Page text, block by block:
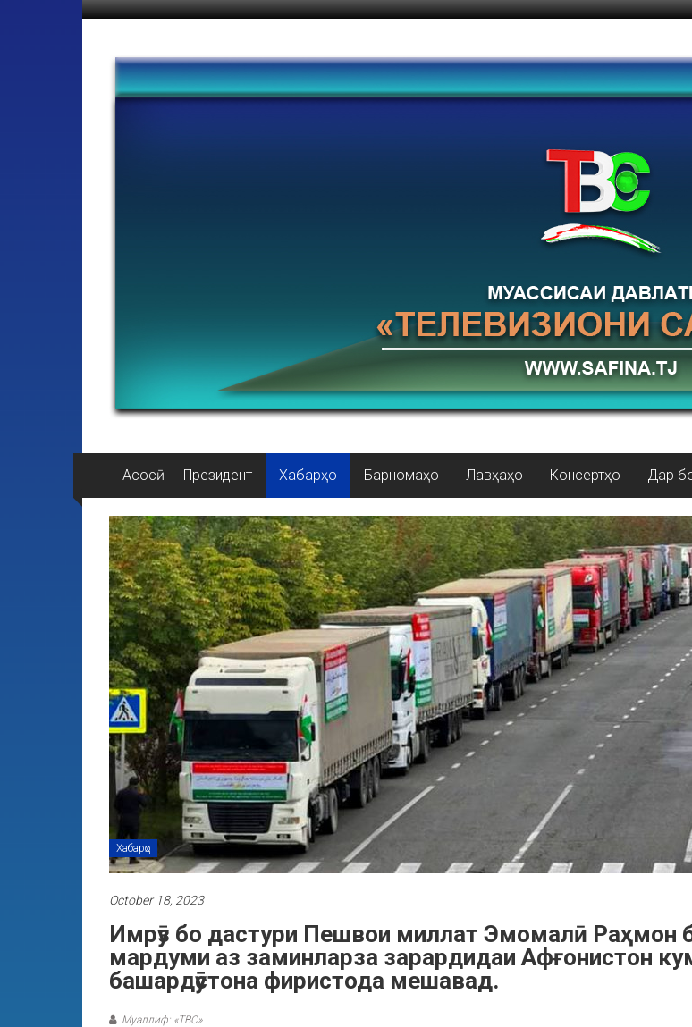
Асосӣ Президент Хабарҳо Барномаҳо Лавҳаҳо Консертҳо Дар
Хабарҳо
October 18, 2023
Имрӯз бо дастури Пешвои миллат Эмомалӣ Раҳмон
мардуми аз заминларза зарардидаи Афғонистон
башардӯстона фиристода мешавад.
Муаллиф: «ТВС»